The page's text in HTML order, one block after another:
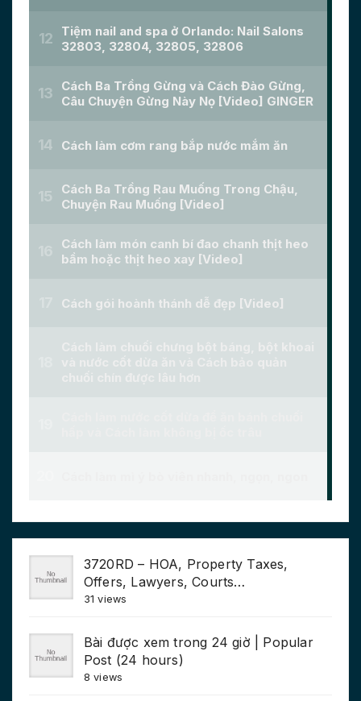
3720RD – HOA, Property Taxes,
Offers, Lawyers, Courts…
31 views
Bài được xem trong 24 giờ | Popular
Post (24 hours)
8 views